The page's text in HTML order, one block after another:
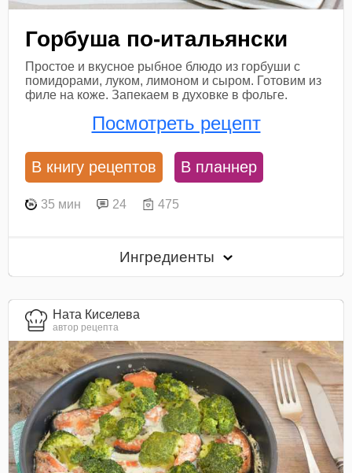
Горбуша по-итальянски
Простое и вкусное рыбное блюдо из горбуши с
помидорами, луком, лимоном и сыром. Готовим из
филе на коже. Запекаем в духовке в фольге.
Посмотреть рецепт
В книгу рецептов В планнер
35 мин 24 475
Ингредиенты
Ната Киселева
автор рецепта